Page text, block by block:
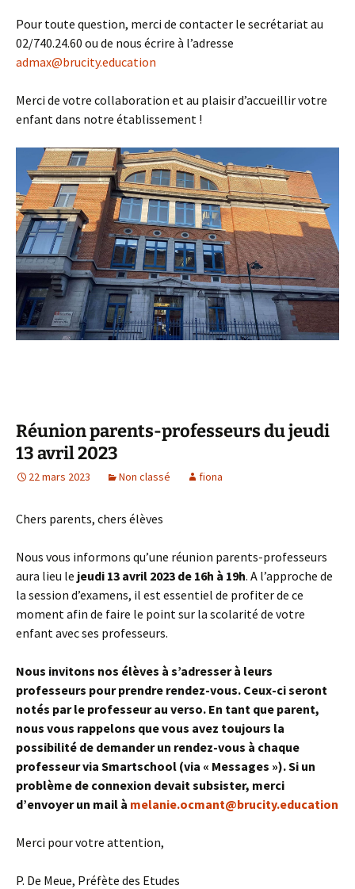
Pour toute question, merci de contacter le secrétariat au
02/740.24.60 ou de nous écrire à l’adresse
admax@brucity.education
Merci de votre collaboration et au plaisir d’accueillir votre
enfant dans notre établissement !
Réunion parents-professeurs du jeudi
13 avril 2023
22 mars 2023 Non classé fiona
Chers parents, chers élèves
Nous vous informons qu’une réunion parents-professeurs
aura lieu le jeudi 13 avril 2023 de 16h à 19h. A l’approche de
la session d’examens, il est essentiel de profiter de ce
moment afin de faire le point sur la scolarité de votre
enfant avec ses professeurs.
Nous invitons nos élèves à s’adresser à leurs
professeurs pour prendre rendez-vous. Ceux-ci seront
notés par le professeur au verso. En tant que parent,
nous vous rappelons que vous avez toujours la
possibilité de demander un rendez-vous à chaque
professeur via Smartschool (via « Messages »). Si un
problème de connexion devait subsister, merci
d’envoyer un mail à melanie.ocmant@brucity.education
Merci pour votre attention,
P. De Meue, Préfète des Etudes